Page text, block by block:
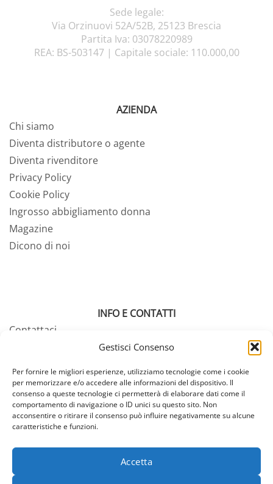
Gestisci Consenso
Per fornire le migliori esperienze, utilizziamo tecnologie come i cookie
per memorizzare e/o accedere alle informazioni del dispositivo. Il
consenso a queste tecnologie ci permetterà di elaborare dati come il
comportamento di navigazione o ID unici su questo sito. Non
acconsentire o ritirare il consenso può influire negativamente su alcune
caratteristiche e funzioni.
Accetta
Sede legale:
Via Orzinuovi 52A/52B, 25123 Brescia
Partita Iva: 03078220989
REA: BS-503147 | Capitale sociale: 110.000,00
AZIENDA
Chi siamo
Diventa distributore o agente
Diventa rivenditore
Privacy Policy
Cookie Policy
Ingrosso abbigliamento donna
Magazine
Dicono di noi
INFO E CONTATTI
Contattaci
Pagamenti e resi
Spedizioni
FAQ – Domande Frequenti